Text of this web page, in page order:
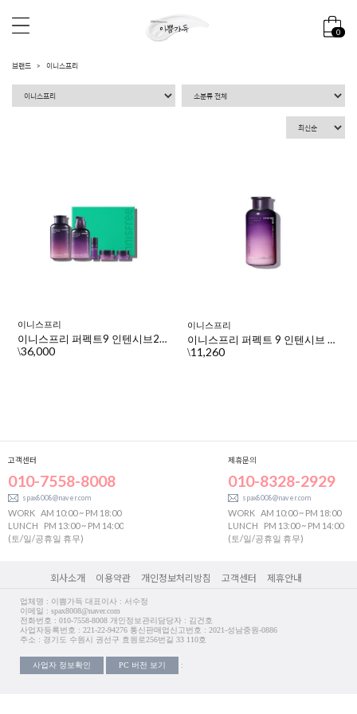
0
브랜드 이니스프리
이니스프리
이니스프리 퍼펙트9 인텐시브2종세트
\36,000
이니스프리
이니스프리 퍼펙트 9 인텐시브 스킨 200ml
\11,260
고객센터
010-7558-8008
spax8008@naver.com
WORK AM 10:00 ~ PM 18:00
LUNCH
PM 13:00 ~ PM 14:00
(토/일/공휴일 휴무)
제휴문의
010-8328-2929
spax8008@naver.com
WORK AM 10:00 ~ PM 18:00
LUNCH
PM 13:00 ~ PM 14:00
(토/일/공휴일 휴무)
회사소개 이용약관 개인정보처리방침 고객센터 제휴안내
업체명 : 이쁨가득 대표이사 : 서수정
이메일 : spax8008@naver.com
전화번호 : 010-7558-8008 개인정보관리담당자 : 김건호
사업자등록번호 : 221-22-94276 통신판매업신고번호 : 2021-성남중원-0886
주소 : 경기도 수원시 권선구 효원로256번길 33 110호
사업자 정보확인 PC 버전 보기 :